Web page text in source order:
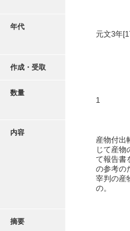
高画質画像ダウンロード
年代
元文3年
作成・受取
数量
1
内容
産物付出
じて産物
て報告書
の参考の
宰判の産
の。
摘要